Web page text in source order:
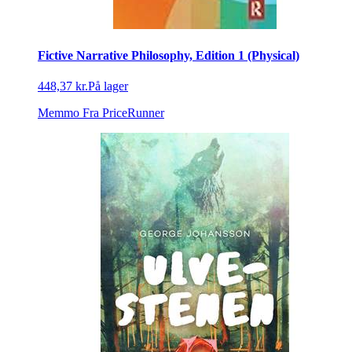
Fictive Narrative Philosophy, Edition 1 (Physical)
448,37 kr.På lager
Memmo Fra PriceRunner